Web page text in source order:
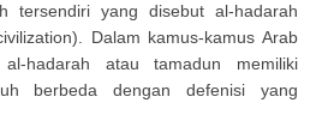
tersendiri yang disebut al-hadarah
Dalam kamus-kamus Arab
hadarah atau tamadun memiliki
berbeda dengan defenisi yang